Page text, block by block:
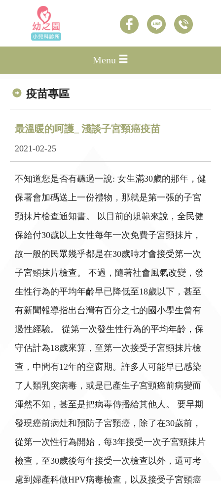
Menu
疫苗專區
最溫暖的呵護_ 淺談子宮頸癌疫苗
2021-02-25
不知道您是否有聽過一說: 女生滿30歲的那年，健
保署會加碼送上一份禮物，那就是第一張的子宮
頸抹片檢查通知書。 以目前的規範來說，全民健
保給付30歲以上女性每年一次免費子宮頸抹片，
故一般的民眾幾乎都是在30歲時才會接受第一次
子宮頸抹片檢查。 不過，隨著社會風氣改變，發
生性行為的平均年齡早已降低至18歲以下，甚至
有新聞報導指出台灣有百分之七的國小學生曾有
過性經驗。 從第一次發生性行為的平均年齡，保
守估計為18歲來算，至第一次接受子宮頸抹片檢
查，中間有12年的空窗期。許多人可能早已感染
了人類乳突病毒，或是已產生子宮頸癌前病變而
渾然不知，甚至是把病毒傳播給其他人。 要早期
發現癌前病灶和預防子宮頸癌，除了在30歲前，
從第一次性行為開始，每3年接受一次子宮頸抹片
檢查，至30歲後每年接受一次檢查以外，還可考
慮到婦產科做HPV病毒檢查，以及接受子宮頸癌